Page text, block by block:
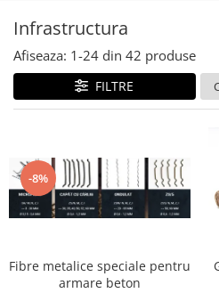
Infrastructura
Afiseaza: 1-24 din 42 produse
FILTRE
-8%
Fibre metalice speciale pentru
armare beton